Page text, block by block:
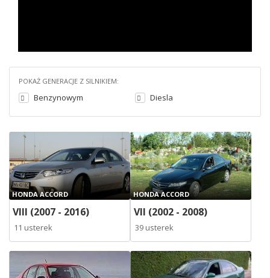
POKAŻ GENERACJE Z SILNIKIEM:
Benzynowym Diesla
HONDA ACCORD
VIII (2007 - 2016)
11 usterek
HONDA ACCORD
VII (2002 - 2008)
39 usterek